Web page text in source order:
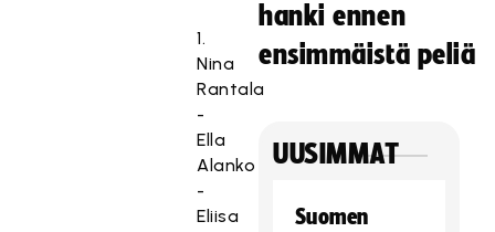
1.
Nina
Rantala
-
Ella
Alanko
-
Eliisa
hanki ennen
ensimmäistä peliä
UUSIMMAT
Suomen